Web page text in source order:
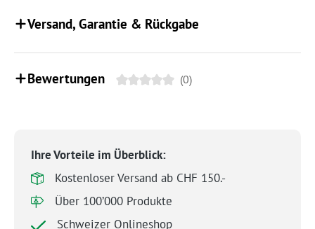
Versand, Garantie & Rückgabe
Bewertungen (0)
Ihre Vorteile im Überblick:
Kostenloser Versand ab CHF 150.-
Über 100’000 Produkte
Schweizer Onlineshop